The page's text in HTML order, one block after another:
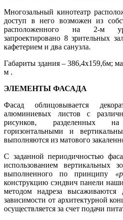
Многозальный кинотеатр
доступ в него возможен из
расположенного на 2-м
запроектировано 8 зрительных
кафетерием и два санузла.
Габариты здания – 386,4х159,6м;
м .
ЭЛЕМЕНТЫ ФАСАДА
Фасад облицовывается
алюминиевых листов с
рисунков, разделенных
горизонтальными и
выполняются из матового
С заданной периодичностью
использованием вертикальных
выполненного по принципу
конструкцию сэндвич панели
методом надреза высаживаются
зависимости от архитектурной
осуществляется за счет подачи